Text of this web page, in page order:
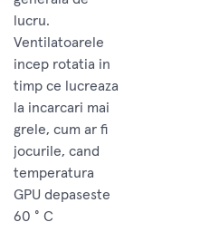
lucru.
Ventilatoarele
incep rotatia in
timp ce lucreaza
la incarcari mai
grele, cum ar fi
jocurile, cand
temperatura
GPU depaseste
60 ° C